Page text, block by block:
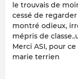
le trouvais de
cessé de regarder
montré odieux,
mépris de
Merci ASI, pour
marie terrien